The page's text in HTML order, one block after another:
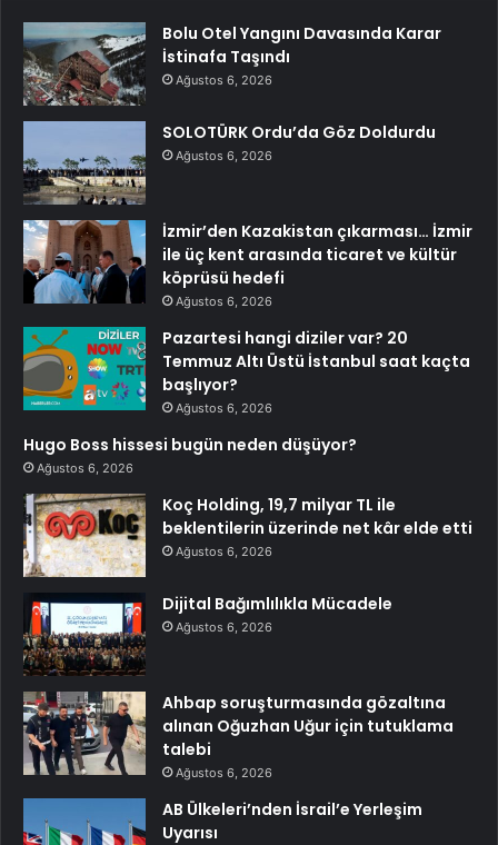
Bolu Otel Yangını Davasında Karar
İstinafa Taşındı
Ağustos 6, 2026
SOLOTÜRK Ordu’da Göz Doldurdu
Ağustos 6, 2026
İzmir’den Kazakistan çıkarması… İzmir
ile üç kent arasında ticaret ve kültür
köprüsü hedefi
Ağustos 6, 2026
Pazartesi hangi diziler var? 20
Temmuz Altı Üstü İstanbul saat kaçta
başlıyor?
Ağustos 6, 2026
Hugo Boss hissesi bugün neden düşüyor?
Ağustos 6, 2026
Koç Holding, 19,7 milyar TL ile
beklentilerin üzerinde net kâr elde etti
Ağustos 6, 2026
Dijital Bağımlılıkla Mücadele
Ağustos 6, 2026
Ahbap soruşturmasında gözaltına
alınan Oğuzhan Uğur için tutuklama
talebi
Ağustos 6, 2026
AB Ülkeleri’nden İsrail’e Yerleşim
Uyarısı